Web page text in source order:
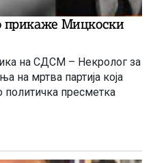
прикаже Мицкоски
на СДСМ – Некролог за
на мртва партија која
политичка пресметка